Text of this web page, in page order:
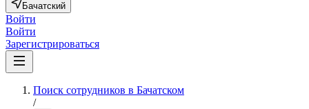
Бачатский
Войти
Войти
Зарегистрироваться
Поиск сотрудников в Бачатском
/